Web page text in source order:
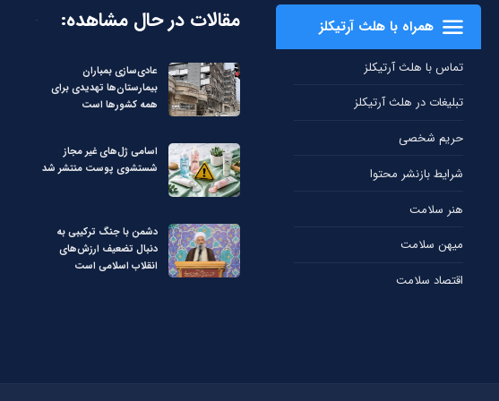
همراه با هلث آرتیکلز
تماس با هلث آرتیکلز
تبلیغات در هلث آرتیکلز
حریم شخصی
شرایط بازنشر محتوا
هنر سلامت
میهن سلامت
اقتصاد سلامت
مقالات در حال مشاهده:
عادی‌سازی بمباران
بیمارستان‌ها تهدیدی برای
همه کشورها است
اسامی ژل‌های غیر مجاز
شستشوی پوست منتشر شد
دشمن با جنگ ترکیبی به
دنبال تضعیف ارزش‌های
انقلاب اسلامی است